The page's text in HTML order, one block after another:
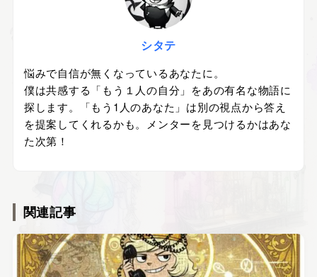
シタテ
悩みで自信が無くなっているあなたに。
僕は共感する「もう１人の自分」をあの有名な物語に
探します。「もう1人のあなた」は別の視点から答え
を提案してくれるかも。メンターを見つけるかはあな
た次第！
関連記事